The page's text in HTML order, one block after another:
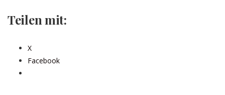
Teilen mit:
X
Facebook